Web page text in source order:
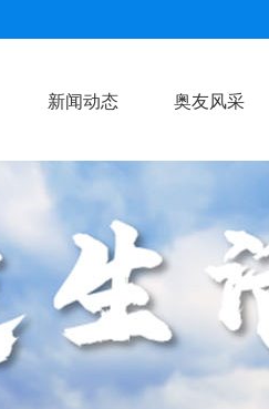
新闻动态 奥友风采